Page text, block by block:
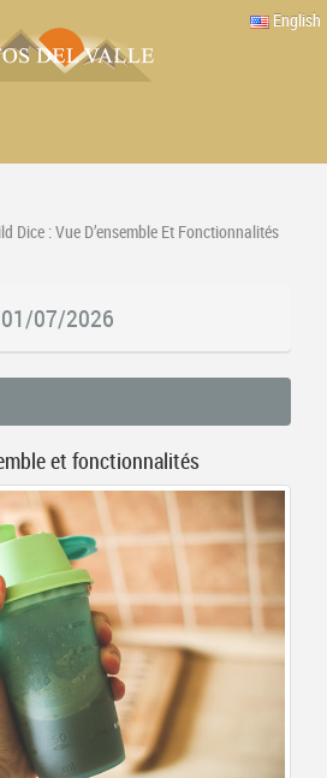
English
Dice : Vue D’ensemble Et Fonctionnalités
01/07/2026
et fonctionnalités